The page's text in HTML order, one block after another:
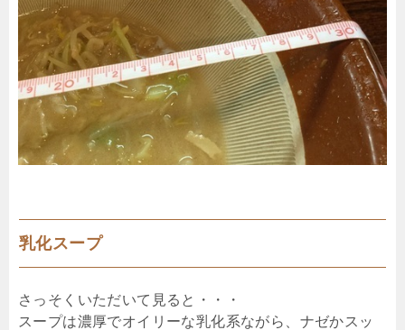
乳化スープ
さっそくいただいて見ると・・・
スープは濃厚でオイリーな乳化系ながら、ナゼかスッ